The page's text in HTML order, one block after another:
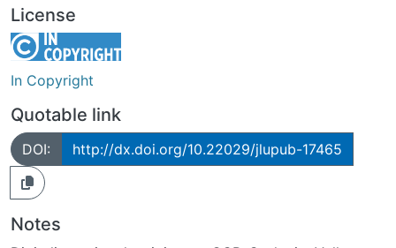
License
In Copyright
Quotable link
DOI: http://dx.doi.org/10.22029/jlupub-17465
Notes